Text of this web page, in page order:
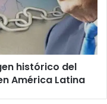
histórico del
América Latina